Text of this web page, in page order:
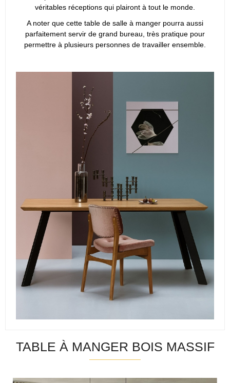
véritables réceptions qui plairont à tout le monde.
A noter que cette table de salle à manger pourra aussi
parfaitement servir de grand bureau, très pratique pour
permettre à plusieurs personnes de travailler ensemble.
TABLE À MANGER BOIS MASSIF